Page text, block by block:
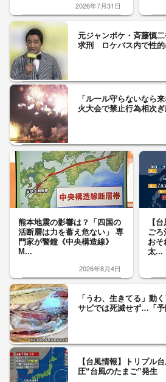
2026年7月31日
元ジャンポケ・斉藤慎
求刑 ロケバス内で性
「ルール守らないなら
火大会で禁止行為相次
熊本地震の影響は？「四国の
活断層は力を蓄え危ない」 専
門家が警鐘《中央構造線》
M...
2026年8月4日
【
ご
お
太...
「うわ、生きてる」動
サビでは死滅せず…「
【台風情報】トリプル
圧“台風のたまご”発生